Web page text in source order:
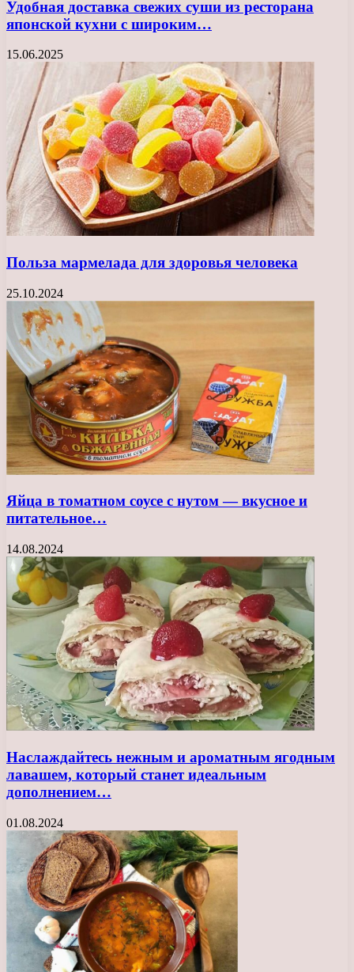
Удобная доставка свежих суши из ресторана
японской кухни с широким…
15.06.2025
Польза мармелада для здоровья человека
25.10.2024
Яйца в томатном соусе с нутом — вкусное и
питательное…
14.08.2024
Наслаждайтесь нежным и ароматным ягодным
лавашем, который станет идеальным
дополнением…
01.08.2024